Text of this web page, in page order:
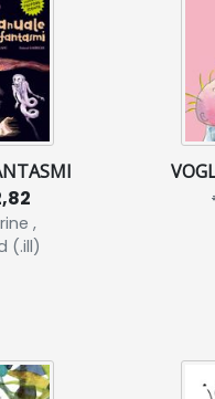
,
(.ill)